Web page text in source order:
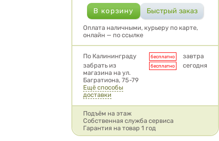
Оплата наличными, курьеру по карте,
онлайн — по ссылке
Условия доставки
По Калининграду бесплатно
завтра
забрать из
магазина на ул.
Багратиона, 75-79
бесплатно сегодня
Ещё способы
доставки
Подъём на этаж
Собственная служба сервиса
Гарантия на товар 1 год